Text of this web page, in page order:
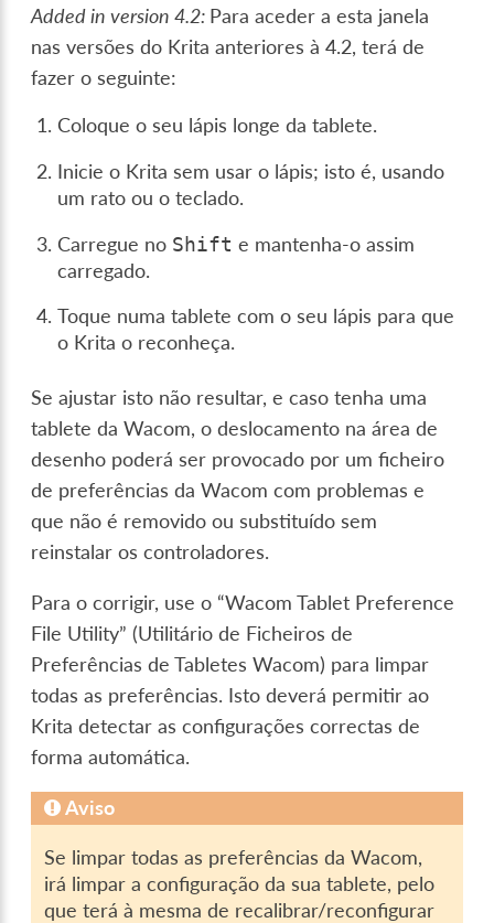
Added in version 4.2: Para aceder a esta janela
nas versões do Krita anteriores à 4.2, terá de
fazer o seguinte:
Coloque o seu lápis longe da tablete.
Inicie o Krita sem usar o lápis; isto é, usando
um rato ou o teclado.
Carregue no Shift e mantenha-o assim
carregado.
Toque numa tablete com o seu lápis para que
o Krita o reconheça.
Se ajustar isto não resultar, e caso tenha uma
tablete da Wacom, o deslocamento na área de
desenho poderá ser provocado por um ficheiro
de preferências da Wacom com problemas e
que não é removido ou substituído sem
reinstalar os controladores.
Para o corrigir, use o “Wacom Tablet Preference
File Utility” (Utilitário de Ficheiros de
Preferências de Tabletes Wacom) para limpar
todas as preferências. Isto deverá permitir ao
Krita detectar as configurações correctas de
forma automática.
Aviso
Se limpar todas as preferências da Wacom,
irá limpar a configuração da sua tablete, pelo
que terá à mesma de recalibrar/reconfigurar